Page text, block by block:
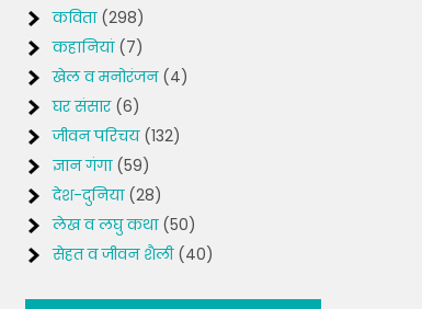
कविता(298)
कहानियां(7)
खेल व मनोरंजन(4)
घर संसार(6)
जीवन परिचय(132)
ज्ञान गंगा(59)
देश-दुनिया(28)
लेख व लघु कथा(50)
सेहत व जीवन शैली(40)